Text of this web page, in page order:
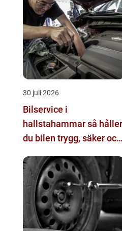
30 juli 2026
Bilservice i
hallstahammar så håller
du bilen trygg, säker och